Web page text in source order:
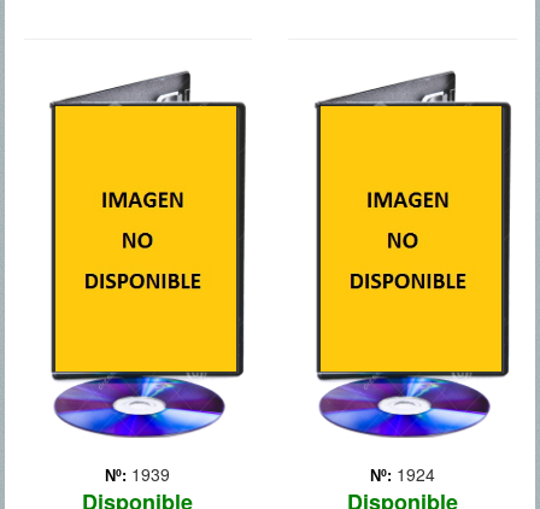
Nº: 1939
Disponible
Un traficante de marihuana
se crea una familia ficticia
jóvenes. Esto forma parte
de su plan para pasar un
gran cargamento de droga
desde México a Estados
Nº: 1924
Disponible
mafiosa americana se
traslada a la región
bajo un programa de
protección de testigos del
posible para adaptarse a